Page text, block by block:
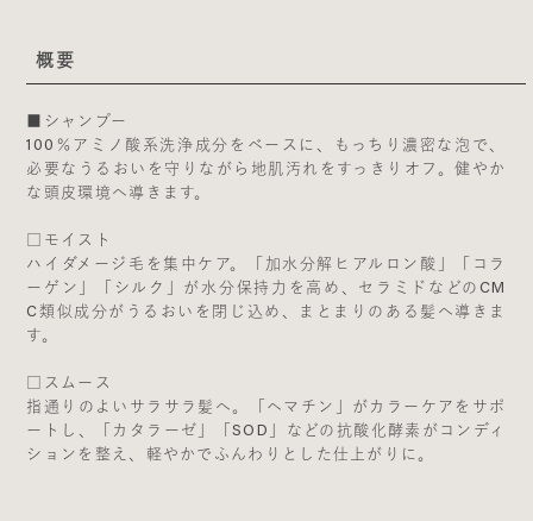
概要
■シャンプー
100％アミノ酸系洗浄成分をベースに、もっちり濃密な泡で、
必要なうるおいを守りながら地肌汚れをすっきりオフ。健やか
な頭皮環境へ導きます。
□モイスト
ハイダメージ毛を集中ケア。「加水分解ヒアルロン酸」「コラ
ーゲン」「シルク」が水分保持力を高め、セラミドなどのCM
C類似成分がうるおいを閉じ込め、まとまりのある髪へ導きま
す。
□スムース
指通りのよいサラサラ髪へ。「ヘマチン」がカラーケアをサポ
ートし、「カタラーゼ」「SOD」などの抗酸化酵素がコンディ
ションを整え、軽やかでふんわりとした仕上がりに。